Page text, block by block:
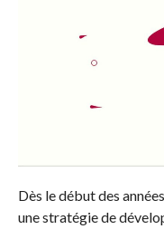
Dès le début des
une stratégie de